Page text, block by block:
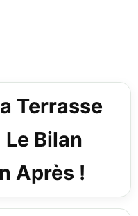
Terrasse
Bilan
Après !